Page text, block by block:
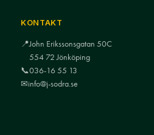
KONTAKT
📍John Erikssonsgatan 50C
554 72 Jönköping
📞036-16 55 13
✉info@j-sodra.se